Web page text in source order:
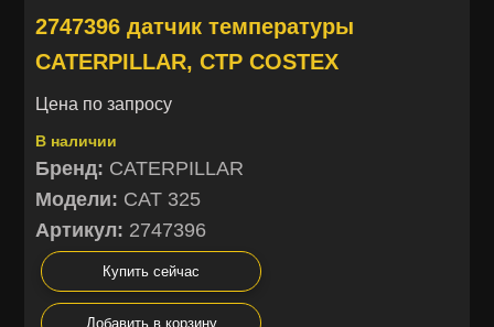
2747396 датчик температуры
CATERPILLAR, CTP COSTEX
Цена по запросу
В наличии
Бренд: CATERPILLAR
Модели: CAT 325
Артикул: 2747396
Купить сейчас
Добавить в корзину